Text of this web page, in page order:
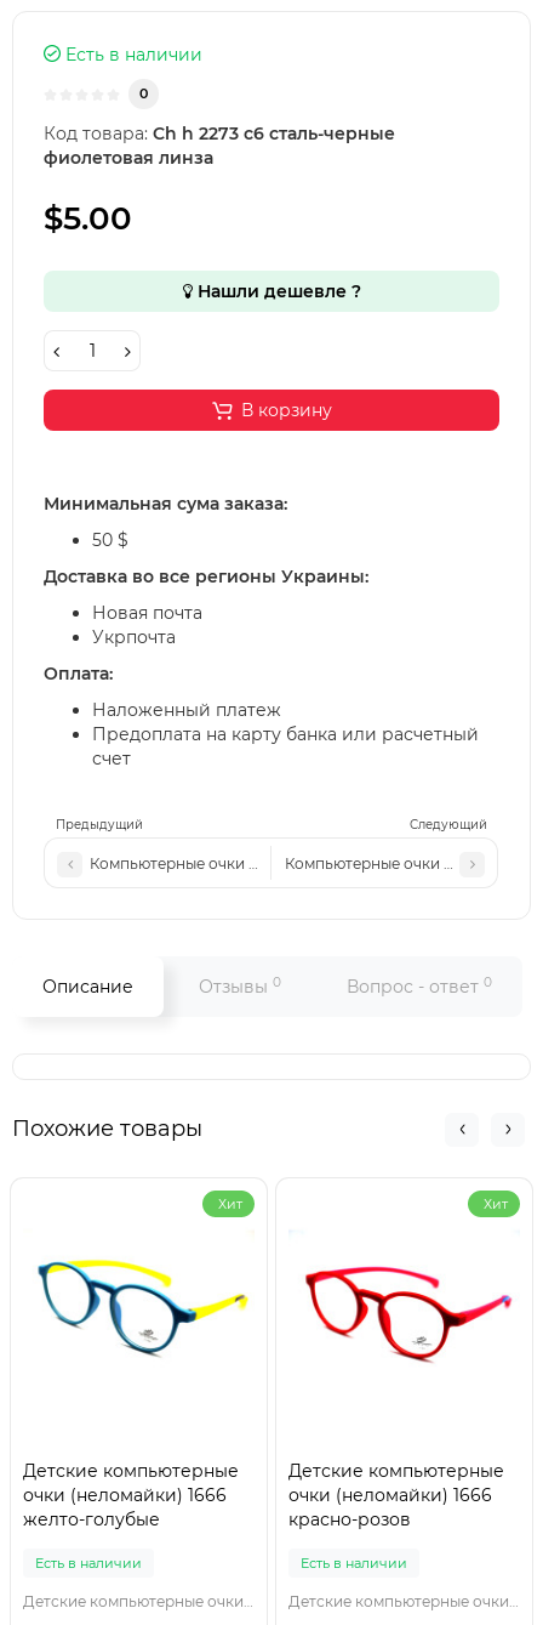
Предыдущий Следующий
Компьютерные очки (хамелеон) Ch h 2273 с5 сталь-черные
Компьютерные очки (хамелеон)
Есть в наличии
0
Код товара: Ch h 2273 с6 сталь-черные
фиолетовая линза
$5.00
Нашли дешевле ?
В корзину
Минимальная сума заказа:
50 $
Доставка во все регионы Украины:
Новая почта
Укрпочта
Оплата:
Наложенный платеж
Предоплата на карту банка или расчетный
счет
Описание Отзывы 0 Вопрос - ответ 0
Похожие товары
Хит
Детские компьютерные
очки (неломайки) 1666
желто-голубые
Есть в наличии
Детские компьютерные очки 1666 желто-голубы
Хит
Детские компьютерные
очки (неломайки) 1666
красно-розов
Есть в наличии
Детские компьютерные очки 1666 красно-розов